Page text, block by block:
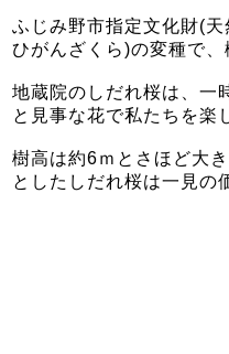
ふじみ野市指定文化財(
ひがんざくら)の変種で
地蔵院のしだれ桜は、一
と見事な花で私たちを楽
樹高は約6ｍとさほど大
としたしだれ桜は一見の